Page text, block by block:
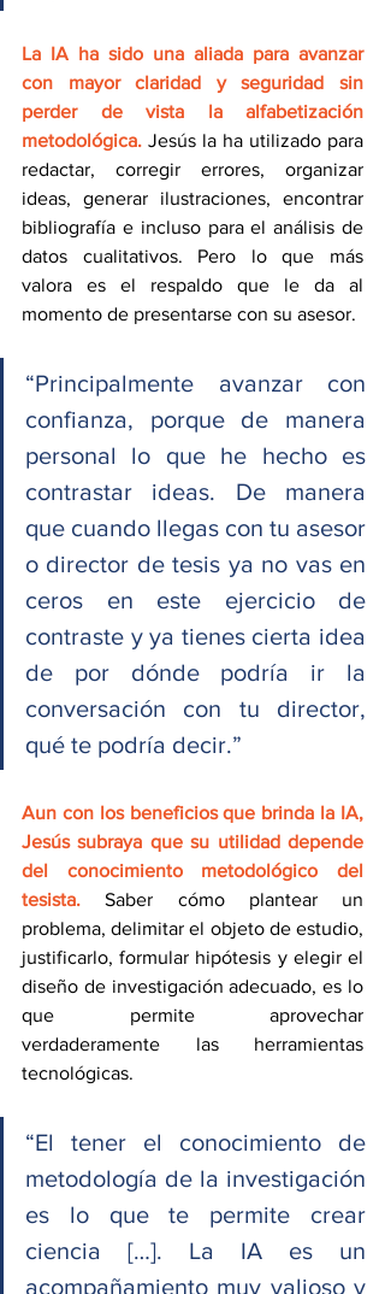
La IA ha sido una aliada para avanzar
con mayor claridad y seguridad sin
perder de vista la alfabetización
metodológica. Jesús la ha utilizado para
redactar, corregir errores, organizar
ideas, generar ilustraciones, encontrar
bibliografía e incluso para el análisis de
datos cualitativos. Pero lo que más
valora es el respaldo que le da al
momento de presentarse con su asesor.
“Principalmente avanzar con
confianza, porque de manera
personal lo que he hecho es
contrastar ideas. De manera
que cuando llegas con tu asesor
o director de tesis ya no vas en
ceros en este ejercicio de
contraste y ya tienes cierta idea
de por dónde podría ir la
conversación con tu director,
qué te podría decir.”
Aun con los beneficios que brinda la IA,
Jesús subraya que su utilidad depende
del conocimiento metodológico del
tesista. Saber cómo plantear un
problema, delimitar el objeto de estudio,
justificarlo, formular hipótesis y elegir el
diseño de investigación adecuado, es lo
que permite aprovechar
verdaderamente las herramientas
tecnológicas.
“El tener el conocimiento de
metodología de la investigación
es lo que te permite crear
ciencia […]. La IA es un
acompañamiento muy valioso y